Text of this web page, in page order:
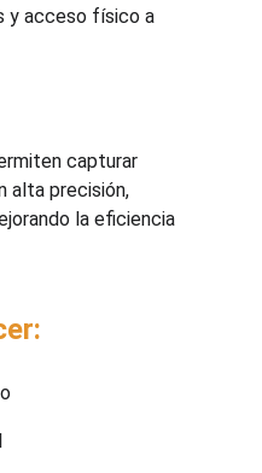
y acceso físico a
capturar
alta precisión,
la eficiencia